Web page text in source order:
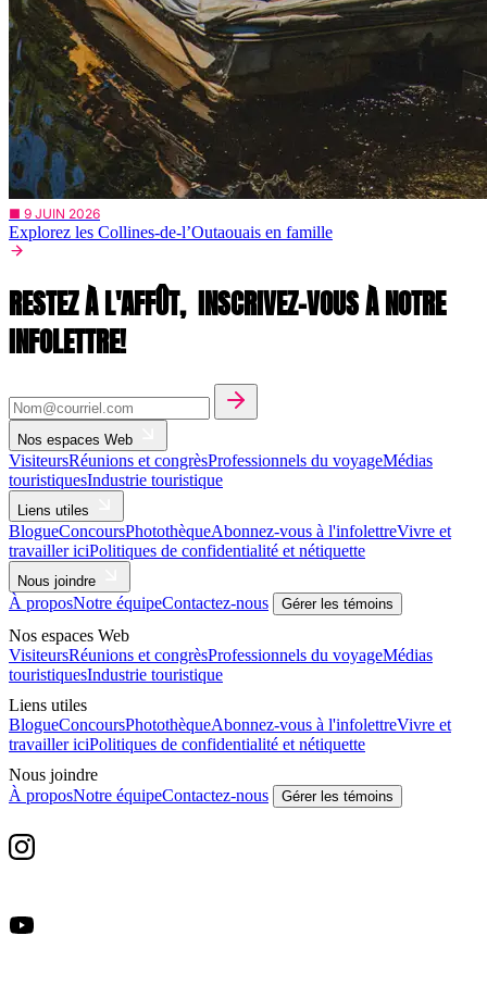
■ 9 JUIN 2026
Explorez les Collines-de-l’Outaouais en famille
RESTEZ À L'AFFÛT, INSCRIVEZ-VOUS À NOTRE
INFOLETTRE!
Nos espaces Web
VisiteursRéunions et congrèsProfessionnels du voyageMédias
touristiquesIndustrie touristique
Liens utiles
BlogueConcoursPhotothèqueAbonnez-vous à l'infolettreVivre et
travailler iciPolitiques de confidentialité et nétiquette
Nous joindre
À proposNotre équipeContactez-nous Gérer les témoins
Nos espaces Web
VisiteursRéunions et congrèsProfessionnels du voyageMédias
touristiquesIndustrie touristique
Liens utiles
BlogueConcoursPhotothèqueAbonnez-vous à l'infolettreVivre et
travailler iciPolitiques de confidentialité et nétiquette
Nous joindre
À proposNotre équipeContactez-nous Gérer les témoins